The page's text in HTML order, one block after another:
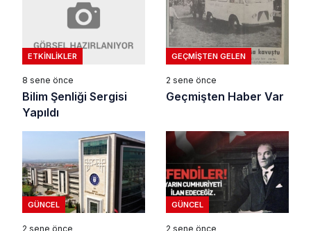
ETKINLIKLER
8 sene önce
Bilim Şenliği Sergisi
Yapıldı
GEÇMIŞTEN GELEN
2 sene önce
Geçmişten Haber Var
GÜNCEL
2 sene önce
GÜNCEL
2 sene önce